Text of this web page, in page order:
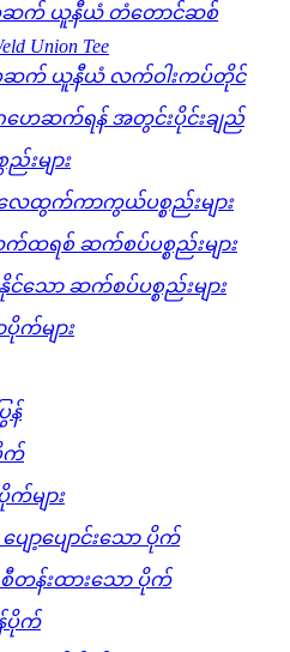
ေဆက် ယူနီယံ တံတောင်ဆစ်
Union Tee
ေဆက် ယူနီယံ လက်ဝါးကပ်တိုင်
ဟေဆက်ရန် အတွင်းပိုင်းချည်
းများ
ေထွက်ကာကွယ်ပစ္စည်းများ
ထရစ် ဆက်စပ်ပစ္စည်းများ
င်သော ဆက်စပ်ပစ္စည်းများ
ပိုက်များ
န်
က်
က်များ
ျော့ပျောင်းသော ပိုက်
စီတန်းထားသော ပိုက်
ပိုက်